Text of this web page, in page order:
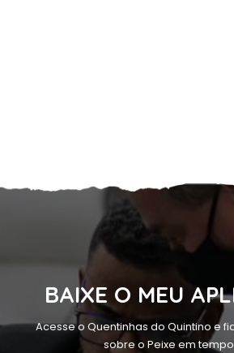
BAIXE O MEU
Acesse o Quentinhas do Quintino e
sobre o Peixe em